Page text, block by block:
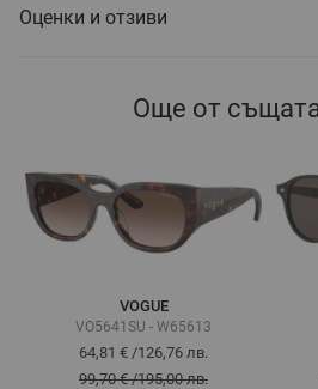
Оценки и отзиви
Още от
VOGUE
VO5641SU - W65613
64,81 € /126,76 лв.
99,70 €/195,00 лв.